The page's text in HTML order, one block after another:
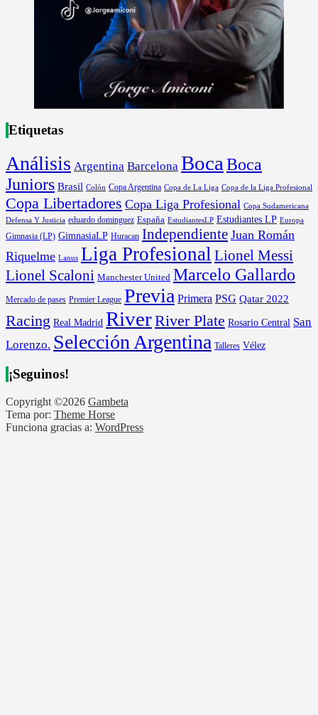
Etiquetas
Análisis Argentina Barcelona Boca Boca
Juniors Brasil Colón Copa Argentina Copa de La Liga Copa de la Liga Profesional
Copa Libertadores Copa Liga Profesional Copa Sudamericana
Defensa Y Justicia eduardo dominguez España EstudiantesLP Estudiantes LP Europa
Gimnasia (LP) GimnasiaLP Huracan Independiente Juan Román
Riquelme Lanus Liga Profesional Lionel Messi
Lionel Scaloni Manchester United Marcelo Gallardo
Mercado de pases Premier League Previa Primera PSG Qatar 2022
Racing Real Madrid RiverRiver Plate Rosario Central San
Lorenzo. Selección Argentina Talleres Vélez
¡Seguinos!
Copyright ©2026 Gambeta
Tema por: Theme Horse
Funciona gracias a: WordPress